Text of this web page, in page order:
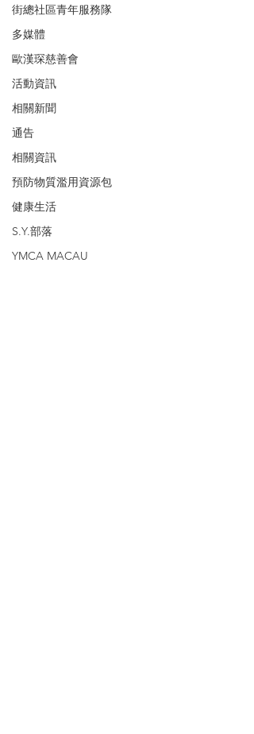
街總社區青年服務隊
多媒體
歐漢琛慈善會
活動資訊
相關新聞
通告
相關資訊
預防物質濫用資源包
健康生活
S.Y.部落
YMCA MACAU